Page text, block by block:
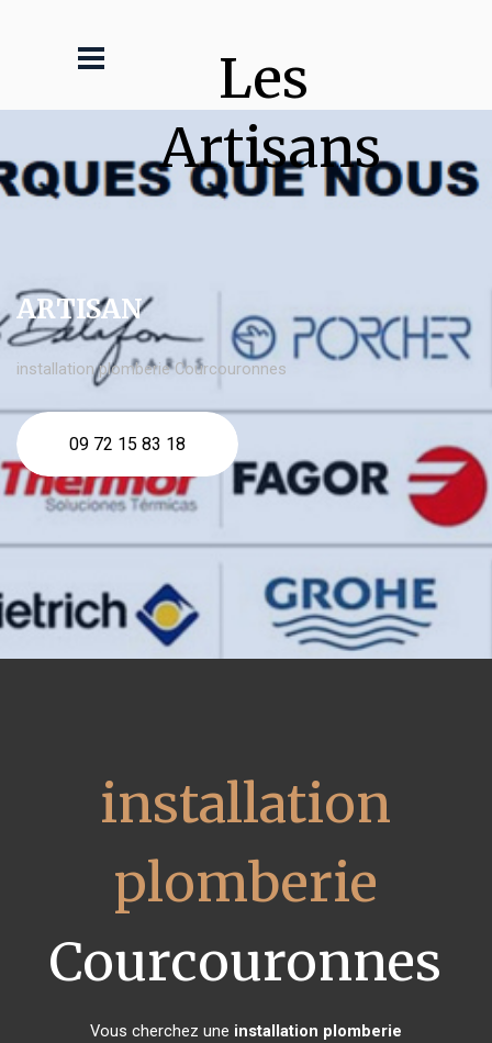
Les
Artisans
ARTISAN
installation plomberie Courcouronnes
09 72 15 83 18
installation
plomberie
Courcouronnes
Vous cherchez une installation plomberie